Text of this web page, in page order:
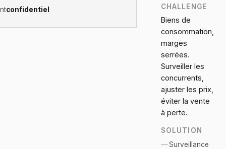
CHALLENGE
Biens de
consommation,
marges
serrées.
Surveiller les
concurrents,
ajuster les prix,
éviter la vente
à perte.
SOLUTION
Surveillance
confidentiel